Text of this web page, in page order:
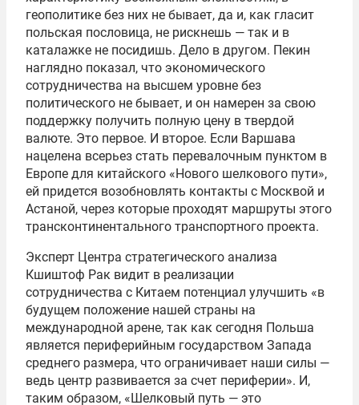
геополитике без них не бывает, да и, как гласит
польская пословица, не рискнешь — так и в
каталажке не посидишь. Дело в другом. Пекин
наглядно показал, что экономического
сотрудничества на высшем уровне без
политического не бывает, и он намерен за свою
поддержку получить полную цену в твердой
валюте. Это первое. И второе. Если Варшава
нацелена всерьез стать перевалочным пунктом в
Европе для китайского «Нового шелкового пути»,
ей придется возобновлять контакты с Москвой и
Астаной, через которые проходят маршруты этого
трансконтинентального транспортного проекта.
Эксперт Центра стратегического анализа
Кшиштоф Рак видит в реализации
сотрудничества с Китаем потенциал улучшить «в
будущем положение нашей страны на
международной арене, так как сегодня Польша
является периферийным государством Запада
среднего размера, что ограничивает наши силы —
ведь центр развивается за счет периферии». И,
таким образом, «Шелковый путь — это